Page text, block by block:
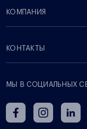
КОМПАНИЯ
КОНТАКТЫ
МЫ В СОЦИАЛЬНЫХ